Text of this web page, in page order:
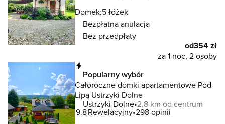
Domek:5 łóżek
Bezpłatna anulacja
Bez przedpłaty
od354 zł
za 1 noc, 2 osoby
Popularny wybór
Całoroczne domki apartamentowe Pod
Lipą Ustrzyki Dolne
Ustrzyki Dolne 2,8 km od centrum
9.8Rewelacyjny 298 opinii